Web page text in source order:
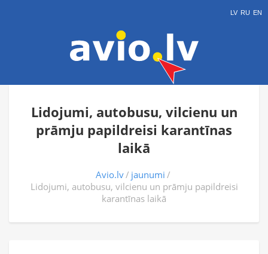
LV RU EN
Lidojumi, autobusu, vilcienu un
prāmju papildreisi karantīnas
laikā
Avio.lv
jaunumi
Lidojumi, autobusu, vilcienu un prāmju papildreisi
karantīnas laikā